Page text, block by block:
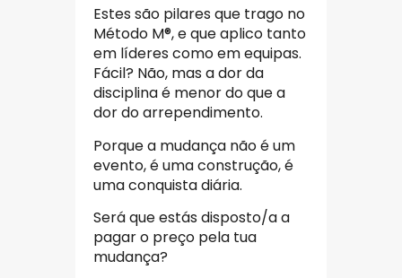
Estes são pilares que trago no
Método M®, e que aplico tanto
em líderes como em equipas.
Fácil? Não, mas a dor da
disciplina é menor do que a
dor do arrependimento.
Porque a mudança não é um
evento, é uma construção, é
uma conquista diária.
Será que estás disposto/a a
pagar o preço pela tua
mudança?